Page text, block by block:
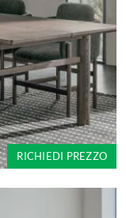
RICHIEDI PREZZO